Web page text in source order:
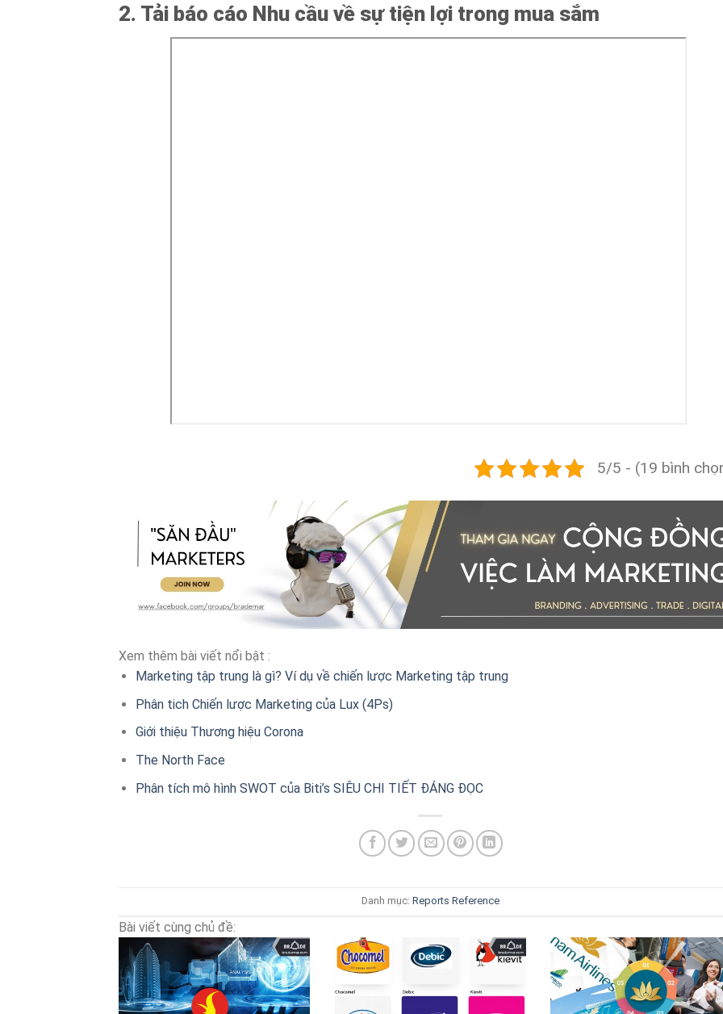
2. Tải báo cáo Nhu cầu về sự tiện lợi trong mua sắm
5/5 - (19 bình
Xem thêm bài viết nổi bật :
Marketing tập trung là gì? Ví dụ về chiến lược Marketing tập trung
Phân tich Chiến lược Marketing của Lux (4Ps)
Giới thiệu Thương hiệu Corona
The North Face
Phân tích mô hình SWOT của Biti’s SIÊU CHI TIẾT ĐÁNG ĐỌC
Danh mục: Reports Reference
Bài viết cùng chủ đề: